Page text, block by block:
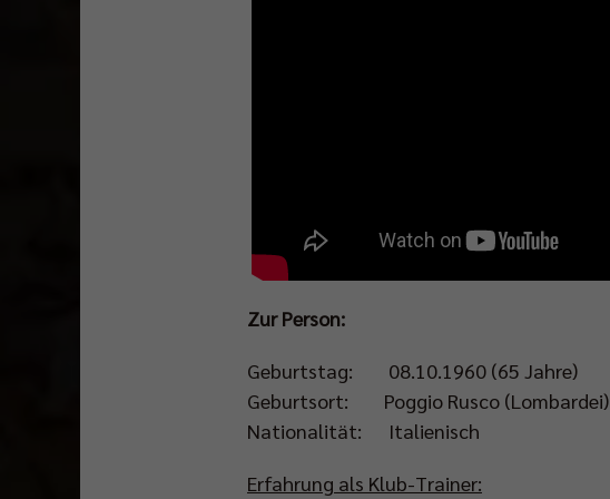
Zur Person:
Geburtstag: 08.10.1960 (65 Jahre)
Geburtsort: Poggio Rusco (Lombardei)
Nationalität: Italienisch
Erfahrung als Klub-Trainer: